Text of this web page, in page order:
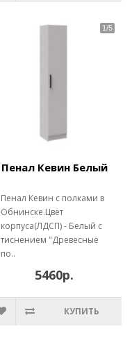
Пенал Кевин Белый
Пенал Кевин с полками в
Обнинске.Цвет
корпуса(ЛДСП) - Белый с
тиснением "Древесные
по..
5460р.
КУПИТЬ